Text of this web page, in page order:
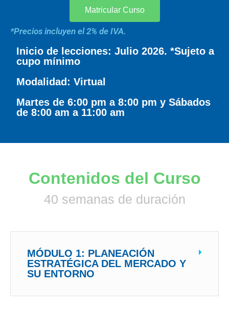
Matricular Curso
*Precios incluyen el 2% de IVA.
Inicio de lecciones: Julio 2026. *Sujeto a
cupo mínimo
Modalidad: Virtual
Martes de 6:00 pm a 8:00 pm y Sábados
de 8:00 am a 11:00 am
Contenidos del Curso
40 semanas de duración
MÓDULO 1: PLANEACIÓN
ESTRATÉGICA DEL MERCADO Y
SU ENTORNO